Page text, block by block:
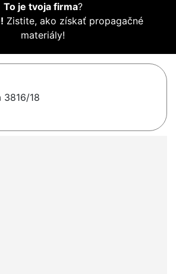
To je tvoja firma?
Zistite, ako získať propagačné
materiály!
3816/18